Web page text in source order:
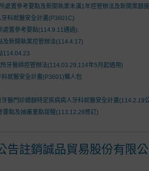
處置參考要點及新開執業未滿1年控管辦法及新開業額
科就醫安全計畫(P3601C)
處置參考要點(114.9.11通過).
及新開執業控管辦法(114.4.17)
114.04.23
牙醫師控管辦法(114.03.29,114年5月起適用)
就醫安全計畫(P3601)懶人包
醫門診總額特定疾病病人牙科就醫安全計畫(114.2.19
要點及抽審重點提醒(113.12.28修訂)
告註銷誠品貿易股份有限